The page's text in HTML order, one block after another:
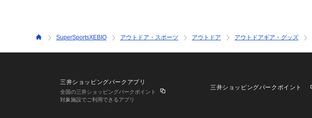
SuperSportsXEBIO アウトドア・スポーツ アウトドア アウトドアギア・グッズ
三井ショッピングパークアプリ
全国の三井ショッピングパークポイント
対象施設でご利用できるアプリ
三井ショッピングパークポイント